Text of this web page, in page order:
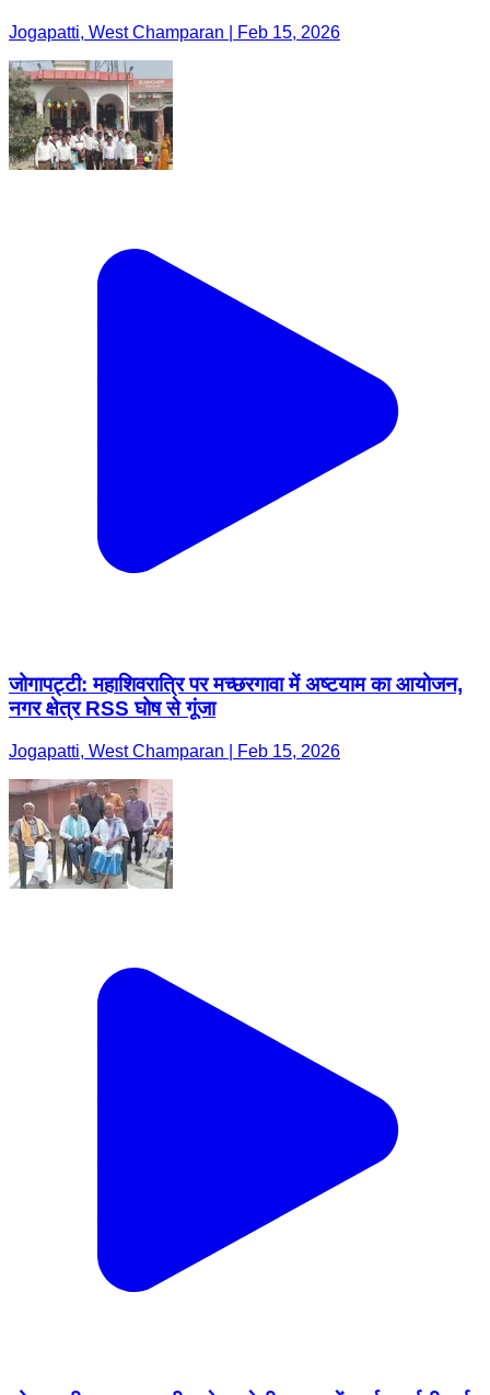
Jogapatti, West Champaran | Feb 15, 2026
जोगापट्टी: महाशिवरात्रि पर मच्छरगावा में अष्टयाम का आयोजन,
नगर क्षेत्र RSS घोष से गूंजा
Jogapatti, West Champaran | Feb 15, 2026